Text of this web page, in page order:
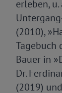
erleben,
(2010),
Tagebuch
Bauer in
Dr.
(2019)